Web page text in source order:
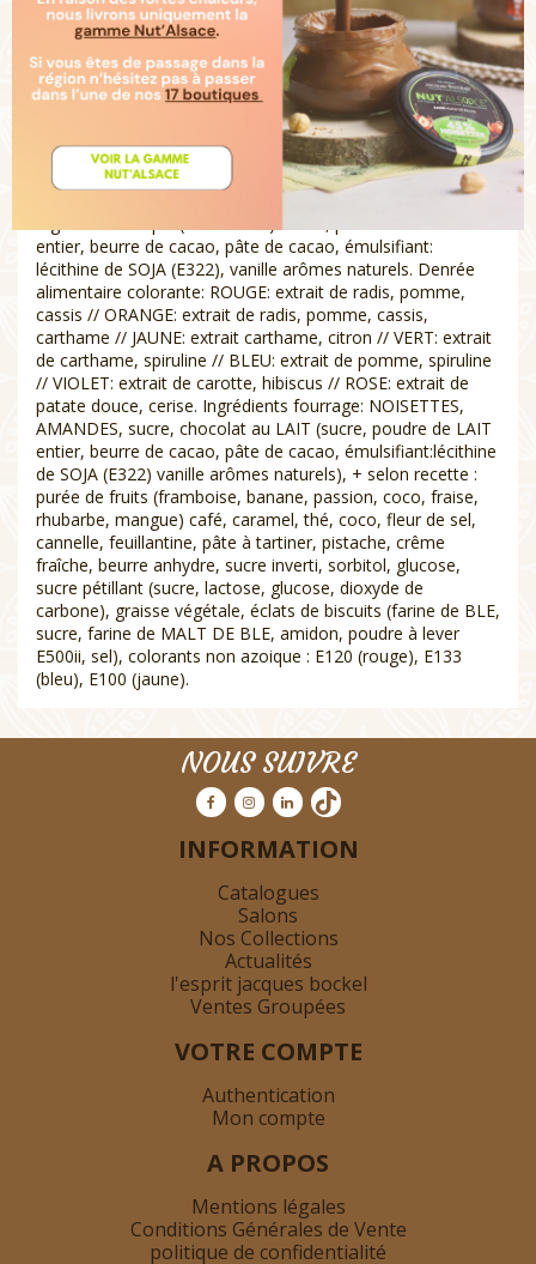
Description Détails du produit
ASSORTIMENT DE CHOCOLAT AU PRALINE ET GANACHE
entier, beurre de cacao, pâte de cacao, émulsifiant:
lécithine de SOJA (E322), vanille arômes naturels. Denrée
alimentaire colorante: ROUGE: extrait de radis, pomme,
cassis // ORANGE: extrait de radis, pomme, cassis,
carthame // JAUNE: extrait carthame, citron // VERT: extrait
de carthame, spiruline // BLEU: extrait de pomme, spiruline
// VIOLET: extrait de carotte, hibiscus // ROSE: extrait de
patate douce, cerise. Ingrédients fourrage: NOISETTES,
AMANDES, sucre, chocolat au LAIT (sucre, poudre de LAIT
entier, beurre de cacao, pâte de cacao, émulsifiant:lécithine
de SOJA (E322) vanille arômes naturels), + selon recette :
purée de fruits (framboise, banane, passion, coco, fraise,
rhubarbe, mangue) café, caramel, thé, coco, fleur de sel,
cannelle, feuillantine, pâte à tartiner, pistache, crême
fraîche, beurre anhydre, sucre inverti, sorbitol, glucose,
sucre pétillant (sucre, lactose, glucose, dioxyde de
carbone), graisse végétale, éclats de biscuits (farine de BLE,
sucre, farine de MALT DE BLE, amidon, poudre à lever
E500ii, sel), colorants non azoique : E120 (rouge), E133
(bleu), E100 (jaune).
NOUS SUIVRE
INFORMATION
Catalogues
Salons
Nos Collections
Actualités
l'esprit jacques bockel
Ventes Groupées
VOTRE COMPTE
Authentication
Mon compte
A PROPOS
Mentions légales
Conditions Générales de Vente
politique de confidentialité